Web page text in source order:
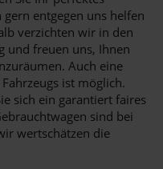
entgegen uns helfen
verzichten wir in den
und freuen uns, Ihnen
Auch eine
ist möglich.
sich ein garantiert faires
sind bei
wertschätzen die